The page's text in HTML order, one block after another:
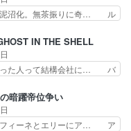
ミュ…
てたけど完全… 第４話を
た。視聴… スマホを買うた
かん… いきなりシリアス展
ん… 春希の家庭事情は複
…
泥沼化。無茶振りに奇… ル
ければ、是非… 計画通り
遂げた(ほぼ… 今回もター
あったりし… 白髪の男性が
無感が、… 連邦に対して有
利軍… 犠牲を払っても良い
行… 戦闘がアッサリし過ぎ
…
IN THE SHELL
った人って結構会社に… バ
でしかないんだよ… 俺らの
wwバトー＆ト… イノセン
ど、ガイノイ… アダム・リ
暗躍帝位争い
フィーネとエリーにア… ア